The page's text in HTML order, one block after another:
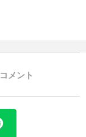
コメント